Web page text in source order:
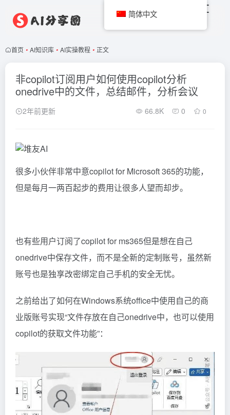
首页 • AI知识库 • AI实操教程 • 正文
非copilot订阅用户如何使用copilot分析
onedrive中的文件，总结邮件，分析会议
2年前更新 66.8K 0 0
很多小伙伴非常中意copilot for Microsoft 365的功能，
但是每月一两百起步的费用让很多人望而却步。
也有些用户订阅了copilot for ms365但是想在自己
onedrive中保存文件，而不是全新的定制账号，虽然新
账号也是独享改密绑定自己手机的安全无忧。
之前给出了如何在Windows系统office中使用自己的商
业版账号实现“文件存放在自己onedrive中，也可以使用
copilot的获取文件功能”：
简体中文